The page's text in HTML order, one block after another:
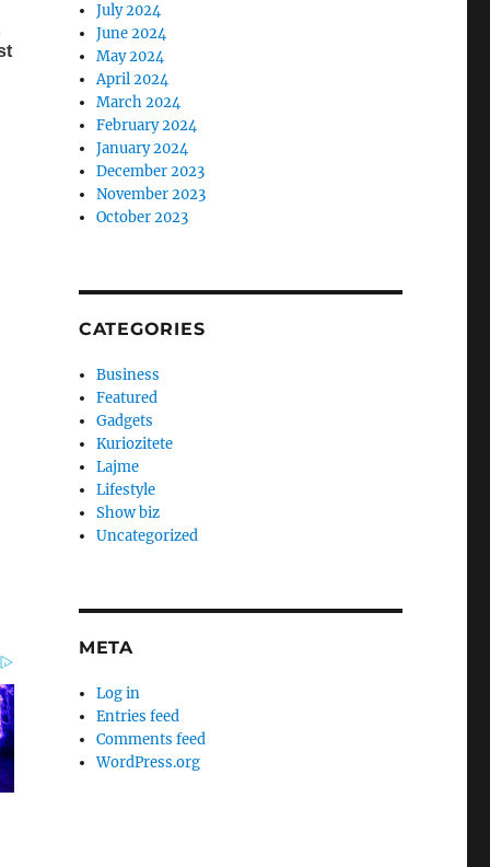
July 2024
June 2024
May 2024
April 2024
March 2024
February 2024
January 2024
December 2023
November 2023
October 2023
CATEGORIES
Business
Featured
Gadgets
Kuriozitete
Lajme
Lifestyle
Show biz
Uncategorized
META
Log in
Entries feed
Comments feed
WordPress.org